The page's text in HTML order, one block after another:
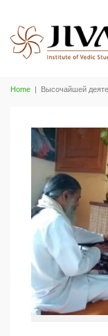
Home | Высочайшей